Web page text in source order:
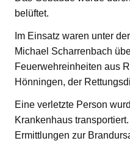
belüftet.
Im Einsatz waren unter
Michael Scharrenbach
Feuerwehreinheiten aus
Hönningen, der
Eine verletzte Person
Krankenhaus
Ermittlungen zur